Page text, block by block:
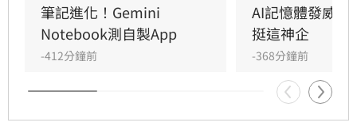
實際能力不符恐面臨社死。專家與網友建議，AI
僅適合作為修飾語句的工具，而非內容產出者。
求職者應先撰寫真實初稿，再請AI優化，並給予
明確指令避免誇大，最終審核仍需回歸自身，確
保履歷內容真實可靠，以免因誠信問題在面試環
節遭淘汰，影響職涯發展。
筆記進化！Gemini
Notebook測自製App
-412分鐘前
AI記憶體發威！
挺這神企
-368分鐘前